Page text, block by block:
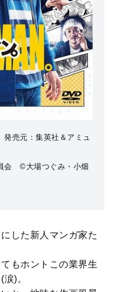
売元：集英社＆アミュ
会 ©大場つぐみ・小畑
した新人マンガ家た
もホントこの業界生
)。